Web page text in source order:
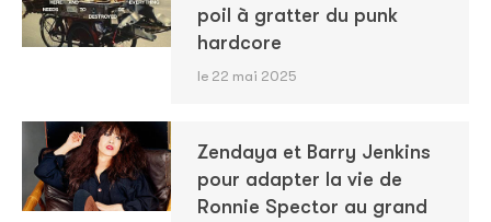
poil à gratter du punk
hardcore
le 22 mai 2025
Zendaya et Barry Jenkins
pour adapter la vie de
Ronnie Spector au grand